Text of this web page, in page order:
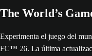
The World’s
Experimenta el juego del
FC™ 26. La última